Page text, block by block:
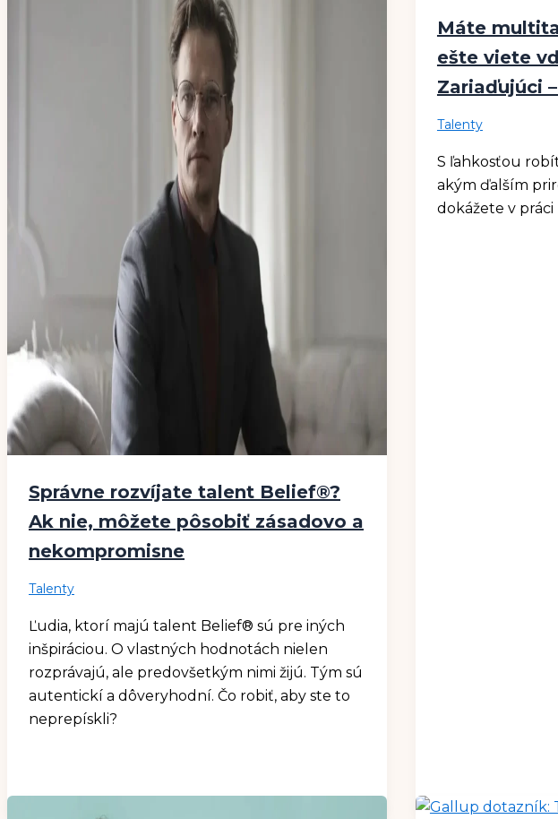
Správne rozvíjate talent Belief®?
Ak nie, môžete pôsobiť zásadovo a
nekompromisne
Talenty
Ľudia, ktorí majú talent Belief® sú pre iných
inšpiráciou. O vlastných hodnotách nielen
rozprávajú, ale predovšetkým nimi žijú. Tým sú
autentickí a dôveryhodní. Čo robiť, aby ste to
neprepískli?
Máte
ešte viete
Zariaďujúci
Talenty
S ľahkosťou
akým ďalším
dokážete v